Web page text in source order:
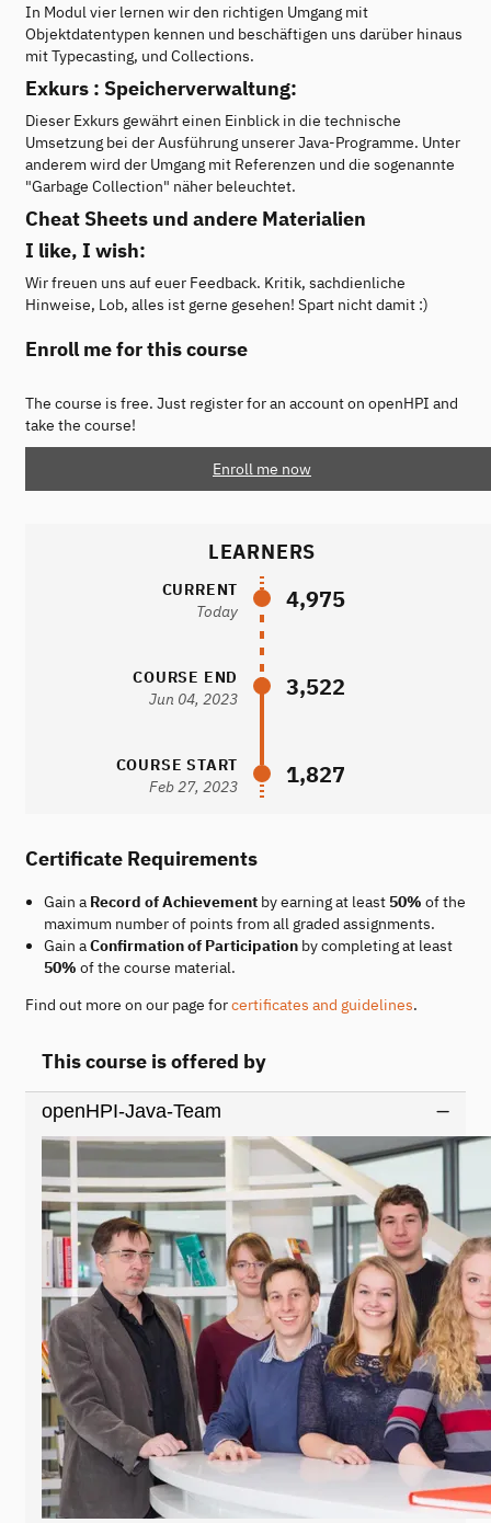
In Modul vier lernen wir den richtigen Umgang mit
Objektdatentypen kennen und beschäftigen uns darüber hinaus
mit Typecasting, und Collections.
Exkurs : Speicherverwaltung:
Dieser Exkurs gewährt einen Einblick in die technische
Umsetzung bei der Ausführung unserer Java-Programme. Unter
anderem wird der Umgang mit Referenzen und die sogenannte
"Garbage Collection" näher beleuchtet.
Cheat Sheets und andere Materialien
I like, I wish:
Wir freuen uns auf euer Feedback. Kritik, sachdienliche
Hinweise, Lob, alles ist gerne gesehen! Spart nicht damit :)
Enroll me for this course
The course is free. Just register for an account on openHPI and
take the course!
Enroll me now
LEARNERS
CURRENT
Today
4,975
COURSE END
Jun 04, 2023
3,522
COURSE START
Feb 27, 2023
1,827
Certificate Requirements
Gain a Record of Achievementby earning at least 50% of the
maximum number of points from all graded assignments.
Gain aConfirmation of Participationby completing at least
50% of the course material.
Find out more on our page forcertificates and guidelines.
This course is offered by
openHPI-Java-Team